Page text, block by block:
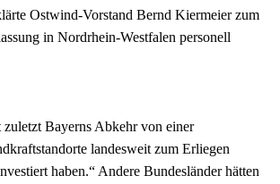
Ostwind-Vorstand Bernd Kiermeier zum
in Nordrhein-Westfalen personell
Bayerns Abkehr von einer
landesweit zum Erliegen
haben.“ Andere Bundesländer hätten